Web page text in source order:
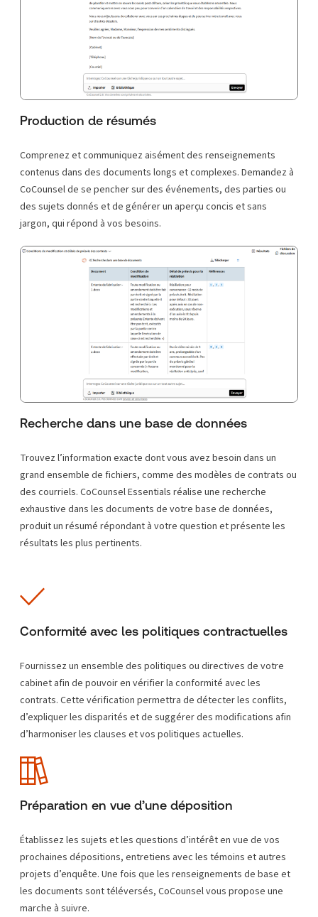
Production de résumés
Comprenez et communiquez aisément des renseignements
contenus dans des documents longs et complexes. Demandez à
CoCounsel de se pencher sur des événements, des parties ou
des sujets donnés et de générer un aperçu concis et sans
jargon, qui répond à vos besoins.
Recherche dans une base de données
Trouvez l’information exacte dont vous avez besoin dans un
grand ensemble de fichiers, comme des modèles de contrats ou
des courriels. CoCounsel Essentials réalise une recherche
exhaustive dans les documents de votre base de données,
produit un résumé répondant à votre question et présente les
résultats les plus pertinents.
Conformité avec les politiques contractuelles
Fournissez un ensemble des politiques ou directives de votre
cabinet afin de pouvoir en vérifier la conformité avec les
contrats. Cette vérification permettra de détecter les conflits,
d’expliquer les disparités et de suggérer des modifications afin
d’harmoniser les clauses et vos politiques actuelles.
Préparation en vue d’une déposition
Établissez les sujets et les questions d’intérêt en vue de vos
prochaines dépositions, entretiens avec les témoins et autres
projets d’enquête. Une fois que les renseignements de base et
les documents sont téléversés, CoCounsel vous propose une
marche à suivre.